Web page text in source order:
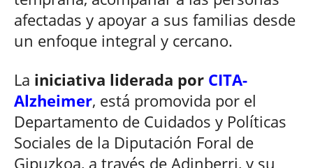
afectadas y apoyar a sus familias desde
un enfoque integral y cercano.
La iniciativa liderada por CITA-
Alzheimer, está promovida por el
Departamento de Cuidados y Políticas
Sociales de la Diputación Foral de
Gipuzkoa, a través de Adinberri, y su